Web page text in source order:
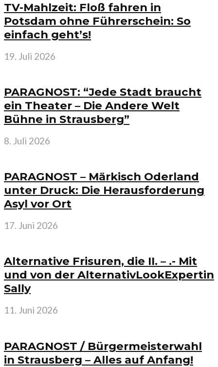
TV-Mahlzeit: Floß fahren in
Potsdam ohne Führerschein: So
einfach geht’s!
19. Juli 2026
PARAGNOST: “Jede Stadt braucht
ein Theater – Die Andere Welt
Bühne in Strausberg”
8. Juli 2026
PARAGNOST – Märkisch Oderland
unter Druck: Die Herausforderung
Asyl vor Ort
17. Juni 2026
Alternative Frisuren, die II. – .- Mit
und von der AlternativLookExpertin
Sally
11. Juni 2026
PARAGNOST / Bürgermeisterwahl
in Strausberg – Alles auf Anfang!